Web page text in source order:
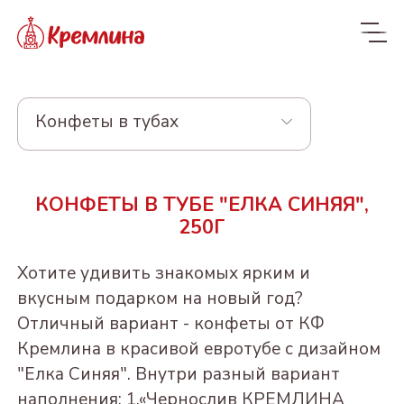
Конфеты в тубах
Новинки
NEW
КРЕМЛИНА ЧИЗ
КУРАГА КРЕМЛИНА
ЧИЗ
ФИНИК КРЕМЛИНА
Из сухофруктов
ЧЕРНОСЛИВ
ШОКОЛАДНЫЙ
Из орехов и
сухофруктов
Драже
Из орехов и вишни в
шоколаде
ВИШНЯ В
"Котики - Маркотики"
Конфеты в пакетах
Пакеты 190-300г
Конфеты и батончики
БЕЗ САХАРА
КОНФЕТЫ В ТУБЕ "ЕЛКА СИНЯЯ",
250Г
Хотите удивить знакомых ярким и
вкусным подарком на новый год?
Отличный вариант - конфеты от КФ
Кремлина в красивой евротубе с дизайном
"Елка Синяя". Внутри разный вариант